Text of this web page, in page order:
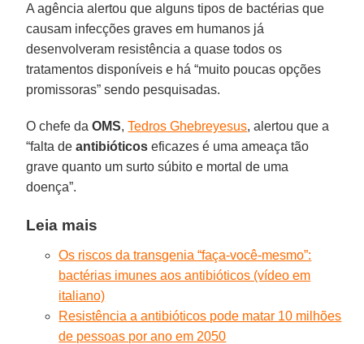
A agência alertou que alguns tipos de bactérias que
causam infecções graves em humanos já
desenvolveram resistência a quase todos os
tratamentos disponíveis e há “muito poucas opções
promissoras” sendo pesquisadas.
O chefe daOMS,Tedros Ghebreyesus, alertou que a
“falta deantibióticos eficazes é uma ameaça tão
grave quanto um surto súbito e mortal de uma
doença”.
Leia mais
Os riscos da transgenia “faça-você-mesmo”:
bactérias imunes aos antibióticos (vídeo em
italiano)
Resistência a antibióticos pode matar 10 milhões
de pessoas por ano em 2050